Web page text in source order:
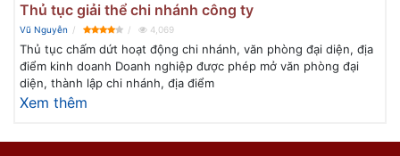
Thủ tục giải thể chi nhánh công ty
Vũ Nguyễn 4,069
Thủ tục chấm dứt hoạt động chi nhánh, văn phòng đại diện, địa
điểm kinh doanh Doanh nghiệp được phép mở văn phòng đại
diện, thành lập chi nhánh, địa điểm
Xem thêm